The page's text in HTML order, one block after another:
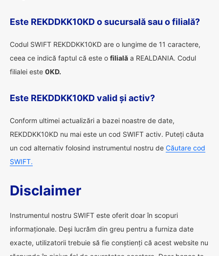
Este REKDDKK10KD o sucursală sau o filială?
Codul SWIFT REKDDKK10KD are o lungime de 11 caractere,
ceea ce indică faptul că este o filială a REALDANIA. Codul
filialei este 0KD.
Este REKDDKK10KD valid și activ?
Conform ultimei actualizări a bazei noastre de date,
REKDDKK10KD nu mai este un cod SWIFT activ. Puteți căuta
un cod alternativ folosind instrumentul nostru de Căutare cod
SWIFT.
Disclaimer
Instrumentul nostru SWIFT este oferit doar în scopuri
informaționale. Deși lucrăm din greu pentru a furniza date
exacte, utilizatorii trebuie să fie conștienți că acest website nu